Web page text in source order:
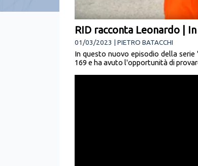
RID racconta Leonardo |
01/03/2023 | PIETRO BATACCHI
In questo nuovo episodio della
169 e ha avuto l'opportunità di